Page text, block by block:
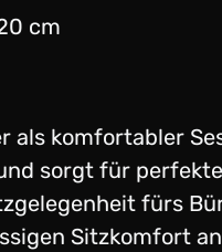
cm
als komfortabler
sorgt für
fürs
Sitzkomfort